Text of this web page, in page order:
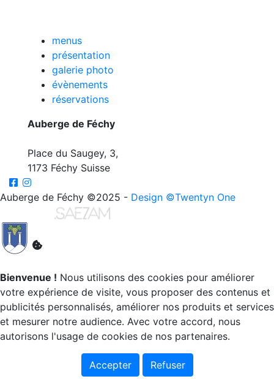
menus
présentation
galerie photo
évènements
réservations
Auberge de Féchy
Place du Saugey, 3,
1173 Féchy Suisse
Auberge de Féchy ©2025 - Design ©Twentyn One
Bienvenue ! Nous utilisons des cookies pour améliorer
votre expérience de visite, vous proposer des contenus et
publicités personnalisés, améliorer nos produits et services
et mesurer notre audience. Avec votre accord, nous
autorisons l'usage de cookies de nos partenaires.
Accepter Refuser